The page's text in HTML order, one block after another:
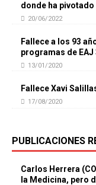
donde ha pivotado
20/06/2022
Fallece a los 93
programas de
13/01/2020
Fallece Xavi
17/08/2020
PUBLICACIONES
Carlos Herrera
la Medicina, pero